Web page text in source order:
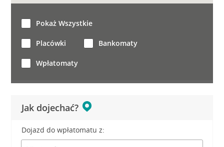
Jak dojechać?
Dojazd do wpłatomatu z:
Pokaż Wszystkie
Placówki Bankomaty
Wpłatomaty